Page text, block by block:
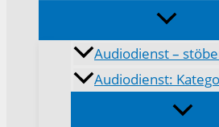
Audiodienst –
Audiodienst: